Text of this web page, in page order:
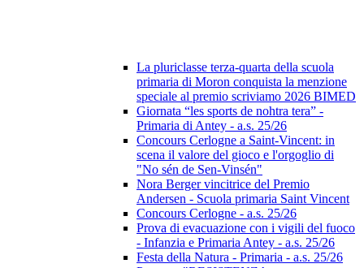
La pluriclasse terza-quarta della scuola
primaria di Moron conquista la menzione
speciale al premio scriviamo 2026 BIMED
Giornata “les sports de nohtra tera” -
Primaria di Antey - a.s. 25/26
Concours Cerlogne a Saint-Vincent: in
scena il valore del gioco e l'orgoglio di
"No sén de Sen-Vinsén"
Nora Berger vincitrice del Premio
Andersen - Scuola primaria Saint Vincent
Concours Cerlogne - a.s. 25/26
Prova di evacuazione con i vigili del fuoco
- Infanzia e Primaria Antey - a.s. 25/26
Festa della Natura - Primaria - a.s. 25/26